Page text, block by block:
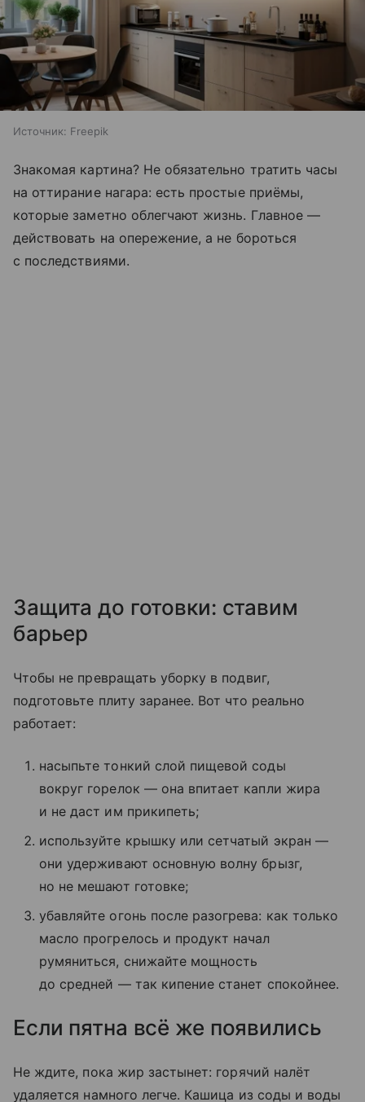
Источник: Freepik
Знакомая картина? Не обязательно тратить часы
на оттирание нагара: есть простые приёмы,
которые заметно облегчают жизнь. Главное —
действовать на опережение, а не бороться
с последствиями.
Защита до готовки: ставим
барьер
Чтобы не превращать уборку в подвиг,
подготовьте плиту заранее. Вот что реально
работает:
насыпьте тонкий слой пищевой соды
вокруг горелок — она впитает капли жира
и не даст им прикипеть;
используйте крышку или сетчатый экран —
они удерживают основную волну брызг,
но не мешают готовке;
убавляйте огонь после разогрева: как только
масло прогрелось и продукт начал
румяниться, снижайте мощность
до средней — так кипение станет спокойнее.
Если пятна всё же появились
Не ждите, пока жир застынет: горячий налёт
удаляется намного легче. Кашица из соды и воды